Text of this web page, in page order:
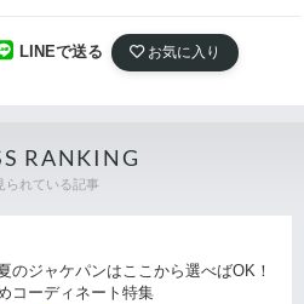
LINEで送る お気に入り
RANKING
られている記事
のジャケパンはここから選べばOK！
コーディネート特集